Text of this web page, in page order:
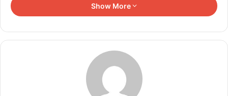
मिली। उन्हें सबसे बुरी हार का सामना करना पड़ा।
शिक्षा के क्षेत्र में उत्कृष्ट कार्य के लिए श्रीमती रुपिका लॉरेंस
सम्मानित
August 9, 2026
Show More